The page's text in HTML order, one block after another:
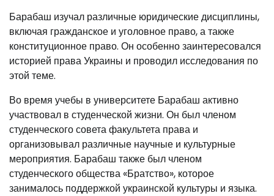
Барабаш изучал различные юридические дисциплины,
включая гражданское и уголовное право, а также
конституционное право. Он особенно заинтересовался
историей права Украины и проводил исследования по
этой теме.
Во время учебы в университете Барабаш активно
участвовал в студенческой жизни. Он был членом
студенческого совета факультета права и
организовывал различные научные и культурные
мероприятия. Барабаш также был членом
студенческого общества «Братство», которое
занималось поддержкой украинской культуры и языка.